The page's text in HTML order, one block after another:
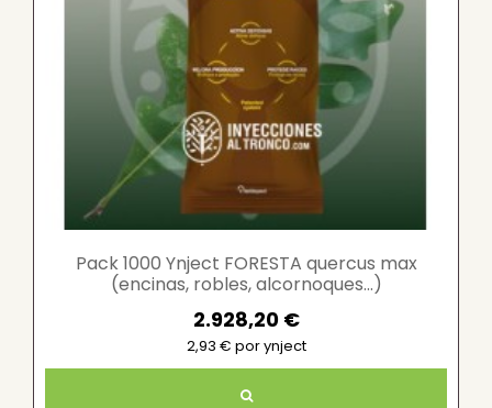
Pack 1000 Ynject FORESTA quercus max
(encinas, robles, alcornoques...)
2.928,20 €
2,93 € por ynject